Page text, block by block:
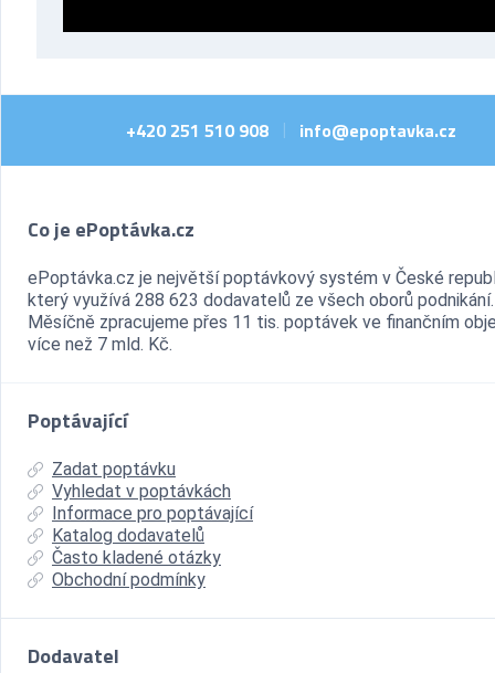
+420 251 510 908 info@epoptavka.cz
Co je ePoptávka.cz
ePoptávka.cz je největší poptávkový systém v České
který využívá 288 623 dodavatelů ze všech oborů podnikání.
Měsíčně zpracujeme přes 11 tis. poptávek ve finančním
více než 7 mld. Kč.
Poptávající
Zadat poptávku
Vyhledat v poptávkách
Informace pro poptávající
Katalog dodavatelů
Často kladené otázky
Obchodní podmínky
Dodavatel